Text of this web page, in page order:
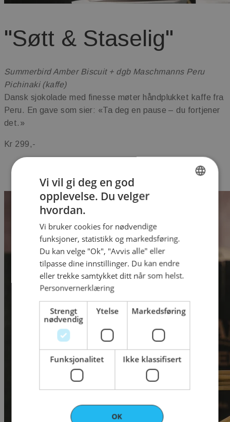
"Søtt & Staselig"
Summerbird Amber Biscuit + dgb Maschmanns Peru
Pichinaki (kaffe)
Dansk sjokolade med finesse møter håndplukket kaffe fra
Peru. En gave som sier: «Ta deg en pause – du fortjener
det.»
Kr 299,-
Vi vil gi deg en god
opplevelse. Du velger
hvordan.
Vi bruker cookies for nødvendige
funksjoner, statistikk og markedsføring.
Du kan velge "Ok", "Avvis alle" eller
tilpasse dine innstillinger. Du kan endre
eller trekke samtykket ditt når som helst.
Personvernerklæring
Strengt
nødvendig
Ytelse Markedsføring
Funksjonalitet Ikke klassifisert
OK